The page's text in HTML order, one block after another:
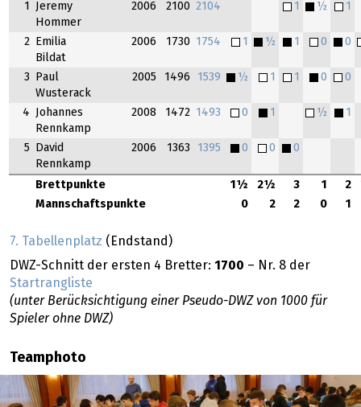
Brettpunkte 1½ 2½ 3 1 2
Mannschaftspunkte
0 2 2 0 1
1
Jeremy
Hommer
2006 2100 2104 1 ½ 1
2
Emilia
Bildat
2006 1730 1754 1 ½ 1 0 0
3
Paul
Wusterack
2005 1496 1539 ½ 1 1 0 0
4
Johannes
Rennkamp
2008 1472 1493 0 1 ½ 1
5
David
Rennkamp
2006 1363 1395 0 0 0
7. Tabellenplatz (Endstand)
DWZ-Schnitt der ersten 4 Bretter: 1700 – Nr. 8 der
Startrangliste
(unter Berücksichtigung einer Pseudo-DWZ von 1000 für
Spieler ohne DWZ)
Teamphoto